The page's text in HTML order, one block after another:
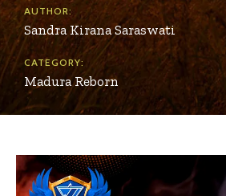
AUTHOR:
Sandra Kirana Saraswati
CATEGORY:
Madura Reborn